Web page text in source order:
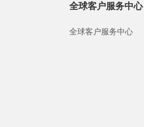
全球客户服务中心
全球客户服务中心